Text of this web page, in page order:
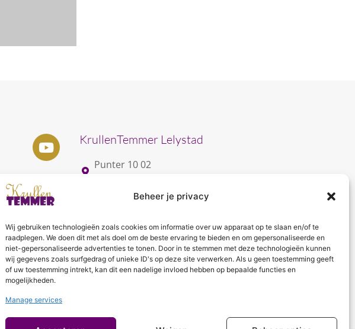
Beheer je privacy
Wij gebruiken technologieën zoals cookies om informatie over uw apparaat op te slaan en/of te
raadplegen. We doen dit met als doel om de beste ervaring te bieden en om gepersonaliseerde en
niet-gepersonaliseerde advertenties te tonen. Door in te stemmen met deze technologieën kunnen
wij gegevens zoals surfgedrag of unieke ID's op deze site verwerken. Als u geen toestemming geeft
of uw toestemming intrekt, kan dit een nadelige invloed hebben op bepaalde functies en
mogelijkheden.
Manage services
KrullenTemmer Lelystad
Punter 10 02
0643996868
Openingstijden
Maandag 9.30 - 13.30 (Trainingen)
Dinsdag 9.00 - 18.00 (De KrullenHemel)